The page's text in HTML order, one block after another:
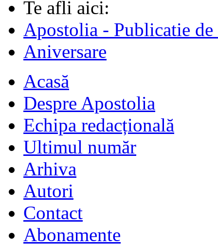
Te afli aici:
Apostolia - Publicatie
Aniversare
Acasă
Despre Apostolia
Echipa redacțională
Ultimul număr
Arhiva
Autori
Contact
Abonamente